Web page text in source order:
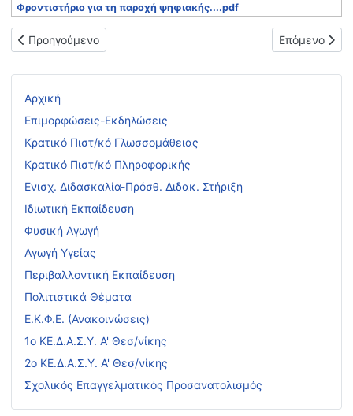
Αρχική
Επιμορφώσεις-Εκδηλώσεις
Κρατικό Πιστ/κό Γλωσσομάθειας
Κρατικό Πιστ/κό Πληροφορικής
Ενισχ. Διδασκαλία-Πρόσθ. Διδακ. Στήριξη
Ιδιωτική Εκπαίδευση
Φυσική Αγωγή
Αγωγή Υγείας
Περιβαλλοντική Εκπαίδευση
Πολιτιστικά Θέματα
Ε.Κ.Φ.Ε. (Ανακοινώσεις)
1ο ΚΕ.Δ.Α.Σ.Υ. Α' Θεσ/νίκης
2ο ΚΕ.Δ.Α.Σ.Υ. Α' Θεσ/νίκης
Σχολικός Επαγγελματικός Προσανατολισμός
Φροντιστήριο για τη παροχή ψηφιακής....pdf
Προηγούμενο άρθρο: Προσλήψεις αναπληρωτών σε Δημόσια
Προηγούμενο Επόμενο
Επόμενο